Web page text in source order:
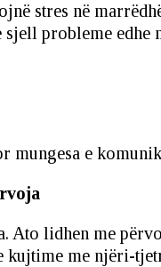
stres në
probleme edhe
mungesa e
Ato lidhen me
kujtime me njëri-